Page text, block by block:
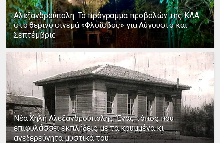
Αλεξανδρούπολη: Το πρόγραμμα προβολών της ΚΛΑ
στο θερινό σινεμά «Φλοίσβος» για Αύγουστο και
Σεπτέμβριο
Νέα Χηλή Αλεξανδρούπολης: Ένας τόπος που
επιφυλάσσει εκπλήξεις με τα κρυμμένα κι
ανεξερεύνητα μυστικά του